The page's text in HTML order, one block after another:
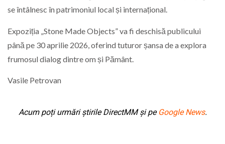
se întâlnesc în patrimoniul local și internațional.
Expoziția „Stone Made Objects” va fi deschisă publicului
până pe 30 aprilie 2026, oferind tuturor șansa de a explora
frumosul dialog dintre om și Pământ.
Vasile Petrovan
Acum poți urmări știrile DirectMM și pe Google News.